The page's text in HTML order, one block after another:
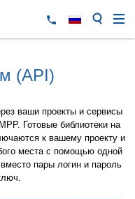
(API)
ваши проекты и сервисы
Готовые библиотеки на
к вашему проекту и
места с помощью одной
пары логин и пароль